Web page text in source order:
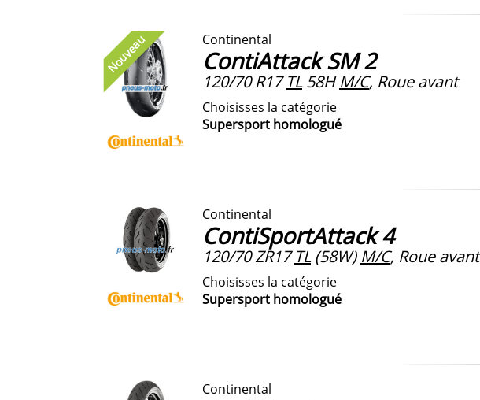
Nouveau Continental
ContiAttack SM 2
120/70 R17 TL58H M/C, Roue avant
Choisisses la catégorie
Supersport homologué
Continental
ContiSportAttack 4
120/70 ZR17 TL(58W) M/C, Roue avant
Choisisses la catégorie
Supersport homologué
Continental